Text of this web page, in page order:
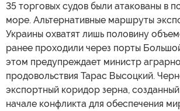
35 торговых судов были атакованы в
море. Альтернативные маршруты
Украины охватят лишь половину
ранее проходили через порты
этом предупреждает министр
продовольствия Тарас Высоцкий.
экспортный коридор зерна,
начале конфликта для обеспечения